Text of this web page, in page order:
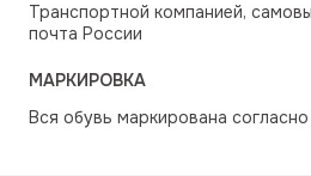
Транспортной компанией,
почта России
МАРКИРОВКА
Вся обувь маркирована согласно